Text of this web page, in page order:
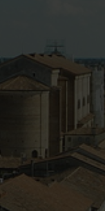
il tramite di un
il diritto di
di chiederne
la
in violazione di
interesse.
nei riguardi del
diretta o delle
presuppone